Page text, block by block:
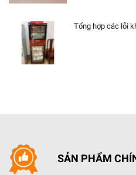
Tổng hợp các lỗi
SẢN PHẨM